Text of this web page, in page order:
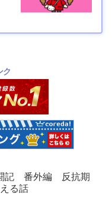
ク
記 番外編 反抗期
る話